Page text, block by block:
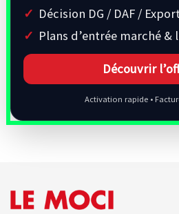
Décision DG / DAF /
Plans d’entrée marché &
Découvrir
Activation rapide •